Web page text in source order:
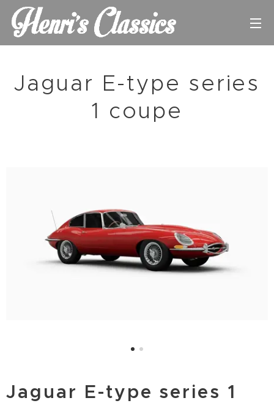
Jaguar E-type series
1 coupe
Jaguar E-type series 1